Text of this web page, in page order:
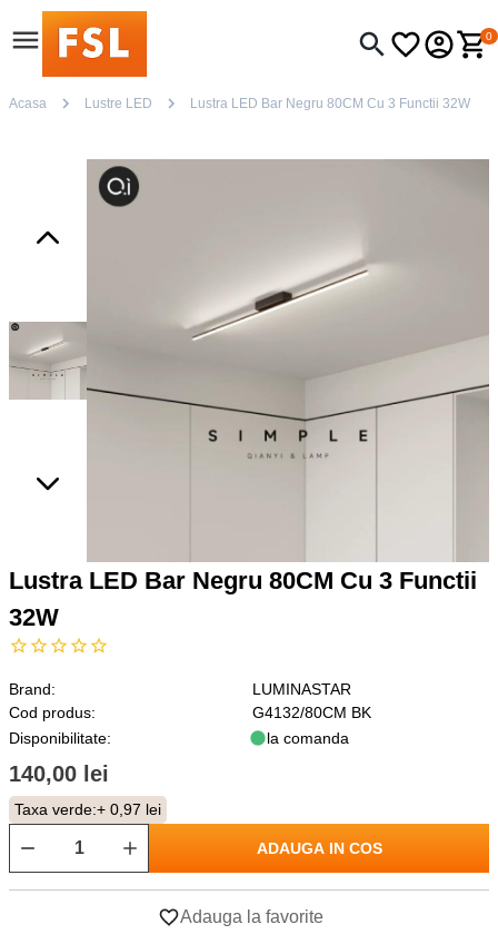
0
Acasa Lustre LED Lustra LED Bar Negru 80CM Cu 3 Functii 32W
Lustra LED Bar Negru 80CM Cu 3 Functii
32W
Brand:
LUMINASTAR
Cod produs:
G4132/80CM BK
Disponibilitate:
la comanda
140,00 lei
Taxa verde:+ 0,97 lei
ADAUGA IN COS
Adauga la favorite